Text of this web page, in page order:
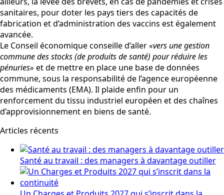
sanitaires, pour doter les pays tiers des capacités de
fabrication et d’administration des vaccins est également
avancée.
Le Conseil économique conseille d’aller«vers une gestion
commune des stocks (de produits de santé) pour réduire les
pénuries» et de mettre en place une base de données
commune, sous la responsabilité de l’agence européenne
des médicaments (EMA). Il plaide enfin pour un
renforcement du tissu industriel européen et des chaînes
d’approvisionnement en biens de santé.
Articles récents
Santé au travail : des managers à davantage outiller